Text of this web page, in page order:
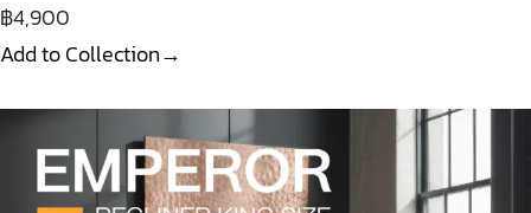
฿4,900
Add to Collection→